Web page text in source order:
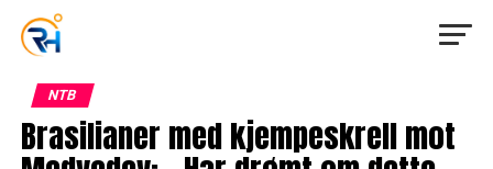
NTB
Brasilianer med kjempeskrell mot